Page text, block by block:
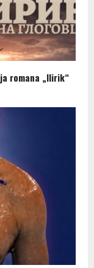
romana „Ilirik“